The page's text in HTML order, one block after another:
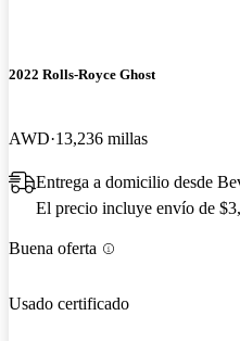
2022 Rolls-Royce Ghost
AWD 13,236 millas
Entrega a domicilio desde
El precio incluye envío de
Buena oferta
Usado certificado